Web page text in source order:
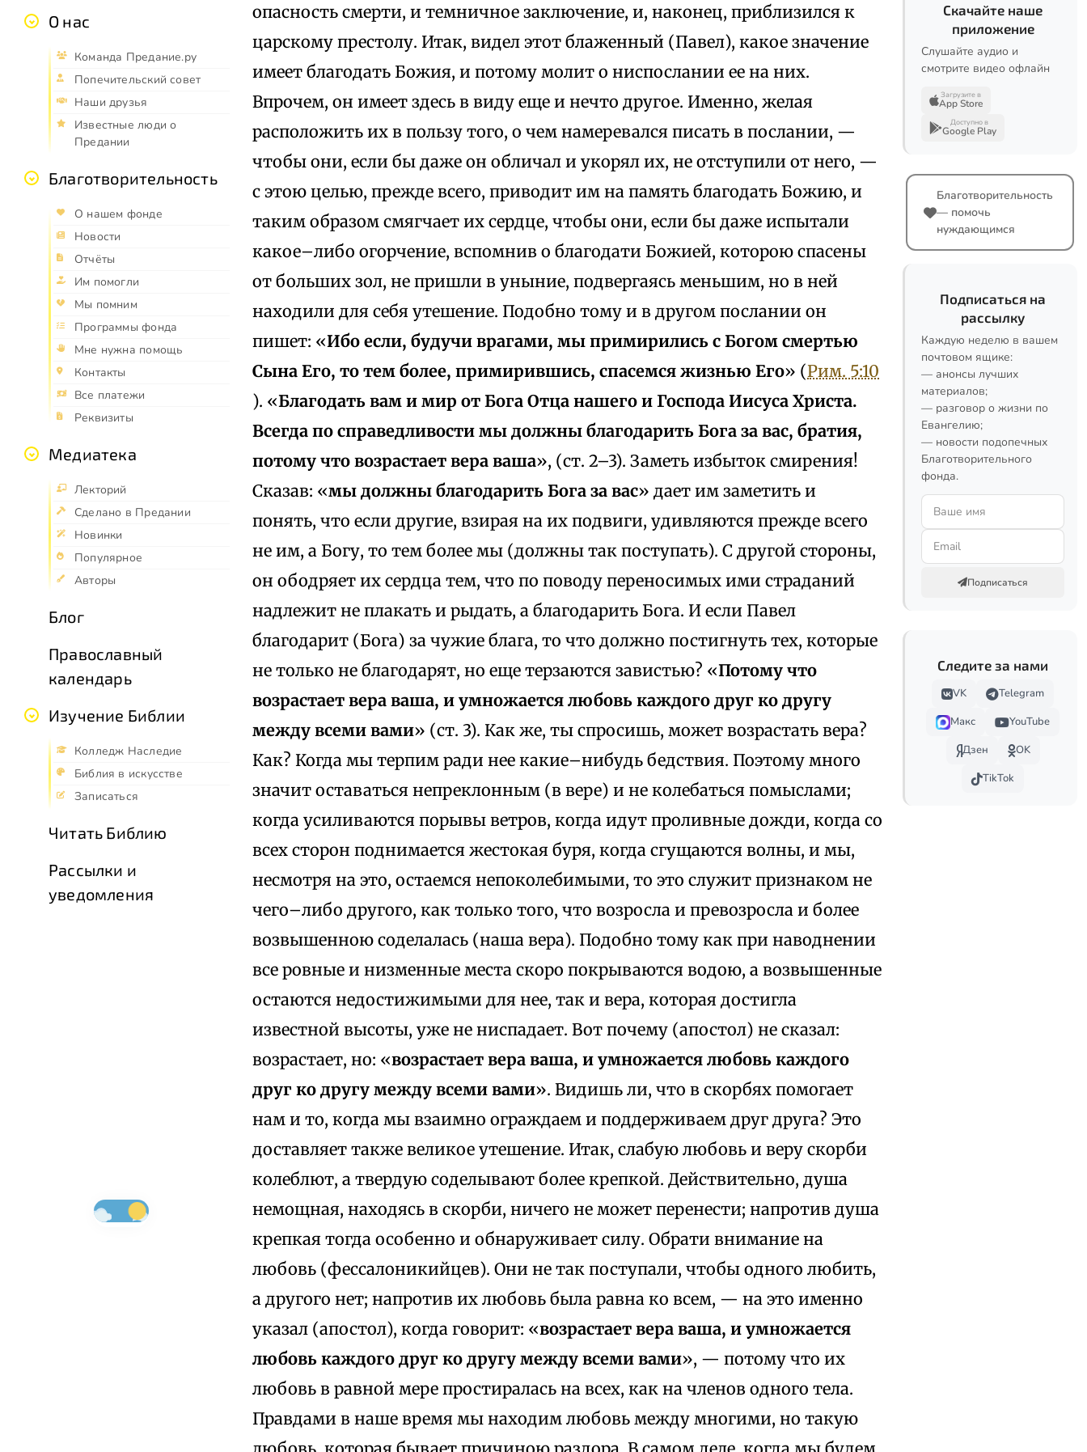
О нас
Команда Предание.ру
Попечительский совет
Наши друзья
Известные люди о
Предании
Благотворительность
О нашем фонде
Новости
Отчёты
Им помогли
Мы помним
Программы фонда
Мне нужна помощь
Контакты
Все платежи
Реквизиты
Медиатека
Лекторий
Сделано в Предании
Новинки
Популярное
Авторы
Блог
Православный
календарь
Изучение Библии
Колледж Наследие
Библия в искусстве
Записаться
Читать Библию
Рассылки и
уведомления
опасность смерти, и темничное заключение, и, наконец, приблизился к
царскому престолу. Итак, видел этот блаженный (Павел), какое значение
имеет благодать Божия, и потому молит о ниспослании ее на них.
Впрочем, он имеет здесь в виду еще и нечто другое. Именно, желая
расположить их в пользу того, о чем намеревался писать в послании, —
чтобы они, если бы даже он обличал и укорял их, не отступили от него, —
с этою целью, прежде всего, приводит им на память благодать Божию, и
таким образом смягчает их сердце, чтобы они, если бы даже испытали
какое–либо огорчение, вспомнив о благодати Божией, которою спасены
от больших зол, не пришли в уныние, подвергаясь меньшим, но в ней
находили для себя утешение. Подобно тому и в другом послании он
пишет: «Ибо если, будучи врагами, мы примирились с Богом смертью
Сына Его, то тем более, примирившись, спасемся жизнью Его» (Рим. 5:10
). «Благодать вам и мир от Бога Отца нашего и Господа Иисуса Христа.
Всегда по справедливости мы должны благодарить Бога за вас, братия,
потому что возрастает вера ваша», (ст. 2–3). Заметь избыток смирения!
Сказав: «мы должны благодарить Бога за вас» дает им заметить и
понять, что если другие, взирая на их подвиги, удивляются прежде всего
не им, а Богу, то тем более мы (должны так поступать). С другой стороны,
он ободряет их сердца тем, что по поводу переносимых ими страданий
надлежит не плакать и рыдать, а благодарить Бога. И если Павел
благодарит (Бога) за чужие блага, то что должно постигнуть тех, которые
не только не благодарят, но еще терзаются завистью? «Потому что
возрастает вера ваша, и умножается любовь каждого друг ко другу
между всеми вами» (ст. 3). Как же, ты спросишь, может возрастать вера?
Как? Когда мы терпим ради нее какие–нибудь бедствия. Поэтому много
значит оставаться непреклонным (в вере) и не колебаться помыслами;
когда усиливаются порывы ветров, когда идут проливные дожди, когда со
всех сторон поднимается жестокая буря, когда сгущаются волны, и мы,
несмотря на это, остаемся непоколебимыми, то это служит признаком не
чего–либо другого, как только того, что возросла и превозросла и более
возвышенною соделалась (наша вера). Подобно тому как при наводнении
все ровные и низменные места скоро покрываются водою, а возвышенные
остаются недостижимыми для нее, так и вера, которая достигла
известной высоты, уже не ниспадает. Вот почему (апостол) не сказал:
возрастает, но: «возрастает вера ваша, и умножается любовь каждого
друг ко другу между всеми вами». Видишь ли, что в скорбях помогает
нам и то, когда мы взаимно ограждаем и поддерживаем друг друга? Это
доставляет также великое утешение. Итак, слабую любовь и веру скорби
колеблют, а твердую соделывают более крепкой. Действительно, душа
немощная, находясь в скорби, ничего не может перенести; напротив душа
крепкая тогда особенно и обнаруживает силу. Обрати внимание на
любовь (фессалоникийцев). Они не так поступали, чтобы одного любить,
а другого нет; напротив их любовь была равна ко всем, — на это именно
указал (апостол), когда говорит: «возрастает вера ваша, и умножается
любовь каждого друг ко другу между всеми вами», — потому что их
любовь в равной мере простиралась на всех, как на членов одного тела.
Правдами в наше время мы находим любовь между многими, но такую
Скачайте наше
приложение
Слушайте аудио и
смотрите видео офлайн
Загрузите в
App Store
Доступно в
Google Play
Благотворительность
— помочь
нуждающимся
Подписаться на
рассылку
Каждую неделю в вашем
почтовом ящике:
— анонсы лучших
материалов;
— разговор о жизни по
Евангелию;
— новости подопечных
Благотворительного
фонда.
Подписаться
Следите за нами
VK
Telegram
Макс
YouTube
Дзен
OK
TikTok